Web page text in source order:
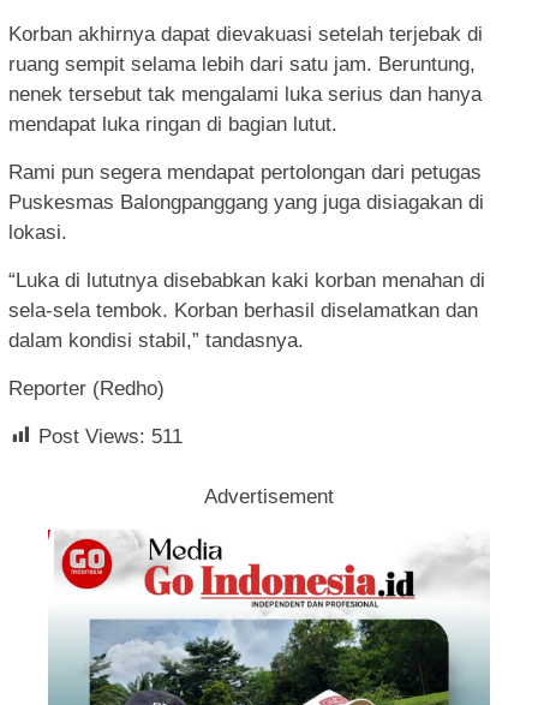
Korban akhirnya dapat dievakuasi setelah terjebak di
ruang sempit selama lebih dari satu jam. Beruntung,
nenek tersebut tak mengalami luka serius dan hanya
mendapat luka ringan di bagian lutut.
Rami pun segera mendapat pertolongan dari petugas
Puskesmas Balongpanggang yang juga disiagakan di
lokasi.
“Luka di lututnya disebabkan kaki korban menahan di
sela-sela tembok. Korban berhasil diselamatkan dan
dalam kondisi stabil,” tandasnya.
Reporter (Redho)
Post Views: 511
Advertisement